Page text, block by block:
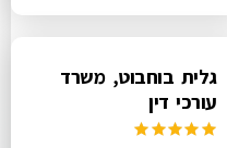
גלית בוחבוט, משרד
עורכי דין